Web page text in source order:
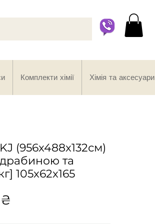
(956x488x132см)
та
105x62x165
Комплекти хімії Хімія та аксесуари